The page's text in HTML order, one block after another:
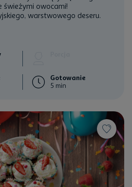
świeżymi owocami!
warstwowego deseru.
Gotowanie
5 min